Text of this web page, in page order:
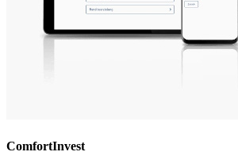
ComfortInvest